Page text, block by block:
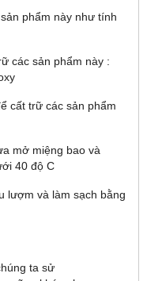
phẩm này như tính
các sản phẩm này :
cất trữ các sản phẩm
mở miệng bao và
40 độ C
lượm và làm sạch bằng
ta sử